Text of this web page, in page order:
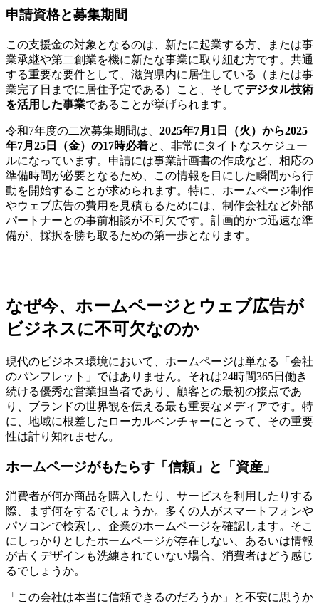
申請資格と募集期間
この支援金の対象となるのは、新たに起業する方、または事
業承継や第二創業を機に新たな事業に取り組む方です。共通
する重要な要件として、滋賀県内に居住している（または事
業完了日までに居住予定である）こと、そしてデジタル技術
を活用した事業であることが挙げられます。
令和7年度の二次募集期間は、 2025年7月1日（火）から2025
年7月25日（金）の17時必着と、非常にタイトなスケジュー
ルになっています。申請には事業計画書の作成など、相応の
準備時間が必要となるため、この情報を目にした瞬間から行
動を開始することが求められます。特に、ホームページ制作
やウェブ広告の費用を見積もるためには、制作会社など外部
パートナーとの事前相談が不可欠です。計画的かつ迅速な準
備が、採択を勝ち取るための第一歩となります。
なぜ今、ホームページとウェブ広告が
ビジネスに不可欠なのか
現代のビジネス環境において、ホームページは単なる「会社
のパンフレット」ではありません。それは24時間365日働き
続ける優秀な営業担当者であり、顧客との最初の接点であ
り、ブランドの世界観を伝える最も重要なメディアです。特
に、地域に根差したローカルベンチャーにとって、その重要
性は計り知れません。
ホームページがもたらす「信頼」と「資産」
消費者が何か商品を購入したり、サービスを利用したりする
際、まず何をするでしょうか。多くの人がスマートフォンや
パソコンで検索し、企業のホームページを確認します。そこ
にしっかりとしたホームページが存在しない、あるいは情報
が古くデザインも洗練されていない場合、消費者はどう感じ
るでしょうか。
「この会社は本当に信頼できるのだろうか」と不安に思うか